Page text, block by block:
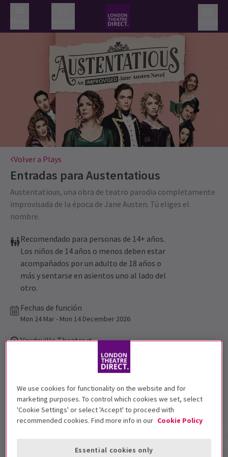
Volver a Plays
Entradas paraAustentatious
Austentatious, una obra de teatro parodia completamente
improvisada de la época de Jane Austen. Tú eliges el
nombre.
Recomendado para personas de 14+ años.
Los niños de 14 años o menos deben estar
acompañados por un adulto de 18 años o
más y sentarse en asientos uno al lado del
otro.
Fechas de función
Mon 24 Mar - Mon 14 December 2026
Vaudeville Theatre
Duración: 1 hour 50 minutes
4.8
143reviews
We use cookies for functionality on the website and for
marketing purposes. To control which cookies we set, select
'Cookie Settings' or select 'Accept' to proceed with
recommended cookies. Find more info in our Cookie Policy
Essential cookies only